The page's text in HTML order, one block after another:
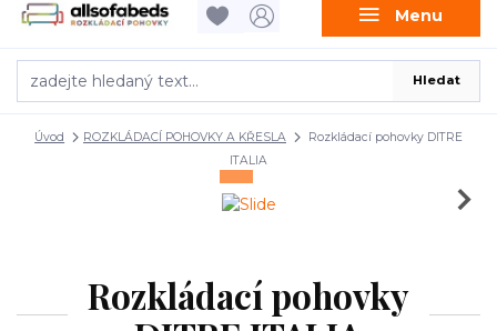
Menu
Hledat
Úvod ROZKLÁDACÍ POHOVKY A KŘESLA
Rozkládací pohovky DITRE
ITALIA
Rozkládací pohovky